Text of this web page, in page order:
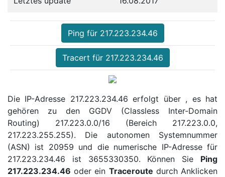
Ping für 217.223.234.46
Tracert für 217.223.234.46
Die IP-Adresse 217.223.234.46 erfolgt über , es hat
gehören zu den GGDV (Classless Inter-Domain
Routing) 217.223.0.0/16 (Bereich 217.223.0.0,
217.223.255.255). Die autonomen Systemnummer
(ASN) ist 20959 und die numerische IP-Adresse für
217.223.234.46 ist 3655330350. Können Sie Ping
217.223.234.46 oder ein Traceroute durch Anklicken